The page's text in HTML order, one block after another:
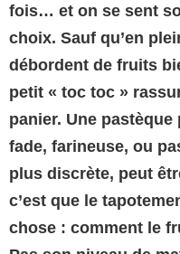
fois… et on se sent
choix. Sauf qu’en
débordent de fruits
petit « toc toc »
panier. Une
fade, farineuse, ou
plus discrète, peut
c’est que le
chose : comment le